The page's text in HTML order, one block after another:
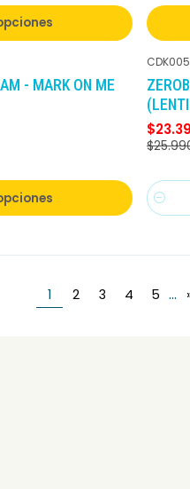
- MARK ON ME
-10%
1 2 3 4 5 ...